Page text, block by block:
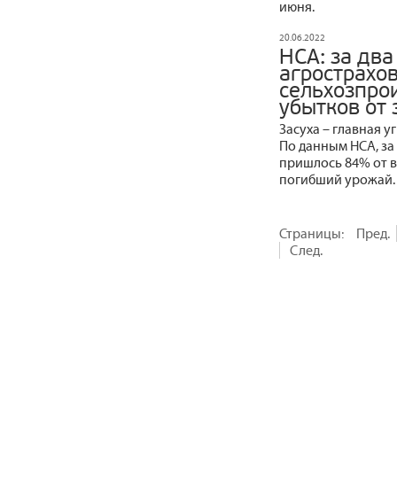
июня.
20.06.2022
НСА: за два
убытков от
Засуха – главная
По данным НСА, за
пришлось 84% от
погибший урожай.
Страницы:
Пред.
След.